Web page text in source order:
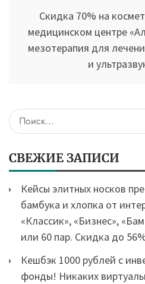
Скидка 70% на
медицинском центре
мезотерапия для
и
Найти:
СВЕЖИЕ ЗАПИСИ
Кейсы элитных носков
бамбука и хлопка от
«Классик», «Бизнес»,
или 60 пар. Скидка до
Кешбэк 1000 рублей с
фонды! Никаких